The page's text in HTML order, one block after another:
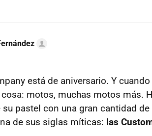
está de aniversario. Y
motos, muchas motos más.
su pastel con una gran cantidad
de sus siglas míticas: las